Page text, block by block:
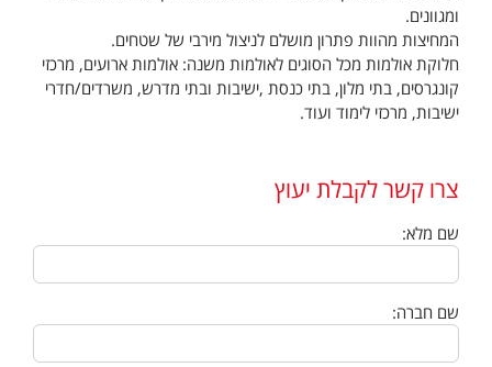
ומגוונים.
המחיצות מהוות פתרון מושלם לניצול מירבי של שטחים.
חלוקת אולמות מכל הסוגים לאולמות משנה: אולמות ארועים, מרכזי
קונגרסים, בתי מלון, בתי כנסת ,ישיבות ובתי מדרש, משרדים/חדרי
ישיבות, מרכזי לימוד ועוד.
צרו קשר לקבלת יעוץ
שם מלא:
שם חברה: